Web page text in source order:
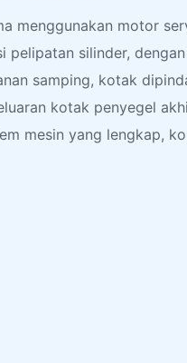
menggunakan motor
pelipatan silinder,
samping, kotak
kotak penyegel
mesin yang lengkap,